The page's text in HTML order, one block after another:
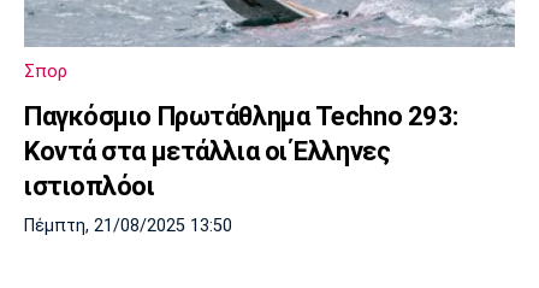
Cine Spot
Running
Media
Σπορ
Παγκόσμιο Πρωτάθλημα Techno 293:
Κοντά στα μετάλλια οι Έλληνες
ιστιοπλόοι
Πέμπτη, 21/08/2025 13:50